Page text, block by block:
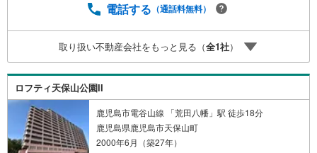
高見馬場電停まで徒歩4分（約260m）・加治屋まちの杜公
園まで徒歩5分（約350m）・フレッセ厚生市場まで徒歩6分
（約430m）・山下小学校まで徒歩7分（約510m）・甲東中
学校まで徒歩8分（約580m）・イオン鹿児島中央店まで徒
か月かかることも・・。その間は今住んでいる家賃と住宅
ローンの2重払い状態になります。そういったお手間や資金
面でも負担の少ないことが一番のメリットです！
電話する （通話料無料）
取り扱い不動産会社をもっと見る（全1社）
ロフティ天保山公園II
鹿児島市電谷山線 「荒田八幡」駅 徒歩18分
鹿児島県鹿児島市天保山町
2000年6月（築27年）